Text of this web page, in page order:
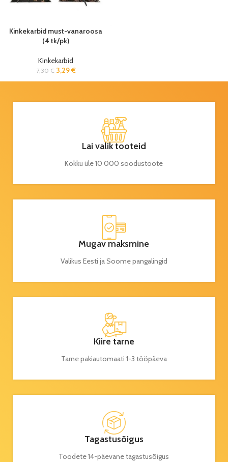
Kinkekarbid must-vanaroosa
(4 tk/pk)
Kinkekarbid
7,30€ 3,29€
Lai valik tooteid
Kokku üle 10 000 soodustoote
Mugav maksmine
Valikus Eesti ja Soome pangalingid
Kiire tarne
Tarne pakiautomaati 1-3 tööpäeva
Tagastusõigus
Toodete 14-päevane tagastusõigus